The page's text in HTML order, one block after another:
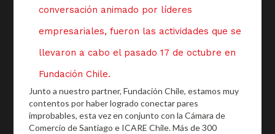
conversación animado por líderes
empresariales, fueron las actividades que se
llevaron a cabo el pasado 17 de octubre en
Fundación Chile.
Junto a nuestro partner, Fundación Chile, estamos muy
contentos por haber logrado conectar pares
improbables, esta vez en conjunto con la Cámara de
Comercio de Santiago e ICARE Chile. Más de 300